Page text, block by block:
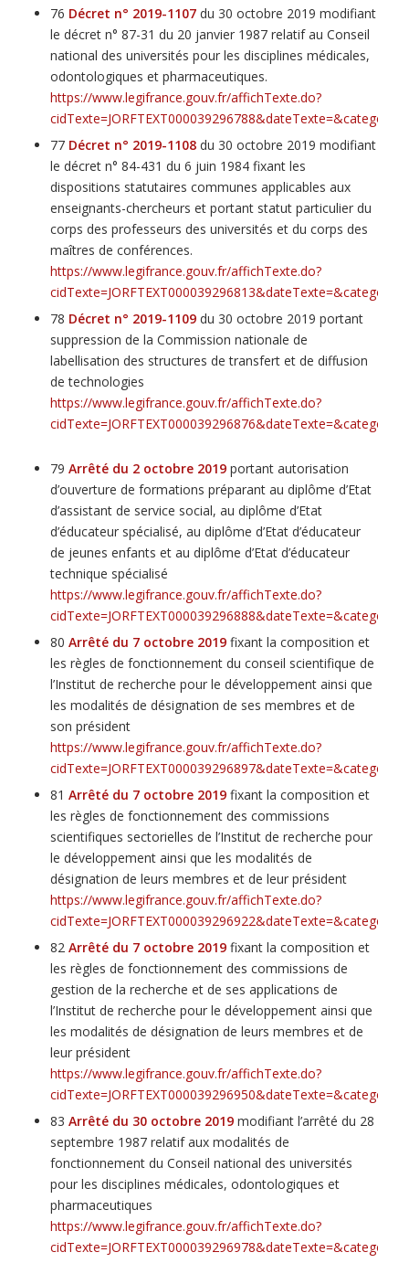
76 Décret n° 2019-1107du 30 octobre 2019 modifiant
le décret n° 87-31 du 20 janvier 1987 relatif au Conseil
national des universités pour les disciplines médicales,
odontologiques et pharmaceutiques.
https://www.legifrance.gouv.fr/affichTexte.do?
77 Décret n° 2019-1108du 30 octobre 2019 modifiant
le décret n° 84-431 du 6 juin 1984 fixant les
dispositions statutaires communes applicables aux
enseignants-chercheurs et portant statut particulier du
corps des professeurs des universités et du corps des
maîtres de conférences.
https://www.legifrance.gouv.fr/affichTexte.do?
78 Décret n° 2019-1109du 30 octobre 2019 portant
suppression de la Commission nationale de
labellisation des structures de transfert et de diffusion
de technologies
https://www.legifrance.gouv.fr/affichTexte.do?
79 Arrêté du 2 octobre 2019portant autorisation
d’ouverture de formations préparant au diplôme d’Etat
d’assistant de service social, au diplôme d’Etat
d’éducateur spécialisé, au diplôme d’Etat d’éducateur
de jeunes enfants et au diplôme d’Etat d’éducateur
technique spécialisé
https://www.legifrance.gouv.fr/affichTexte.do?
80 Arrêté du 7 octobre 2019fixant la composition et
les règles de fonctionnement du conseil scientifique de
l’Institut de recherche pour le développement ainsi que
les modalités de désignation de ses membres et de
son président
https://www.legifrance.gouv.fr/affichTexte.do?
81 Arrêté du 7 octobre 2019fixant la composition et
les règles de fonctionnement des commissions
scientifiques sectorielles de l’Institut de recherche pour
le développement ainsi que les modalités de
désignation de leurs membres et de leur président
https://www.legifrance.gouv.fr/affichTexte.do?
82 Arrêté du 7 octobre 2019fixant la composition et
les règles de fonctionnement des commissions de
gestion de la recherche et de ses applications de
l’Institut de recherche pour le développement ainsi que
les modalités de désignation de leurs membres et de
leur président
https://www.legifrance.gouv.fr/affichTexte.do?
83 Arrêté du 30 octobre 2019modifiant l’arrêté du 28
septembre 1987 relatif aux modalités de
fonctionnement du Conseil national des universités
pour les disciplines médicales, odontologiques et
pharmaceutiques
https://www.legifrance.gouv.fr/affichTexte.do?